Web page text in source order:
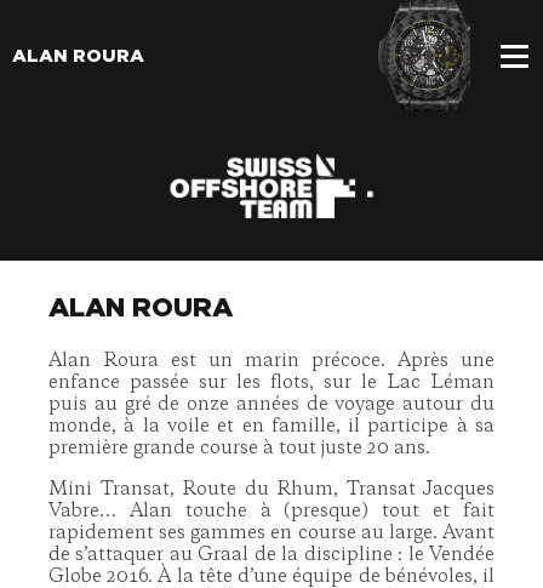
ALAN ROURA
ALAN ROURA
Alan Roura est un marin précoce. Après une
enfance passée sur les flots, sur le Lac Léman
puis au gré de onze années de voyage autour du
monde, à la voile et en famille, il participe à sa
première grande course à tout juste 20 ans.
Mini Transat, Route du Rhum, Transat Jacques
Vabre… Alan touche à (presque) tout et fait
rapidement ses gammes en course au large. Avant
de s’attaquer au Graal de la discipline : le Vendée
Globe 2016. À la tête d’une équipe de bénévoles, il